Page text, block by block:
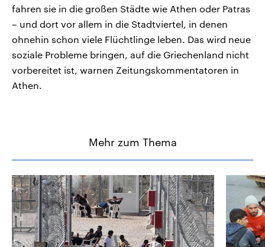
fahren sie in die großen Städte wie Athen oder Patras
– und dort vor allem in die Stadtviertel, in denen
ohnehin schon viele Flüchtlinge leben. Das wird neue
soziale Probleme bringen, auf die Griechenland nicht
vorbereitet ist, warnen Zeitungskommentatoren in
Athen.
Mehr zum Thema